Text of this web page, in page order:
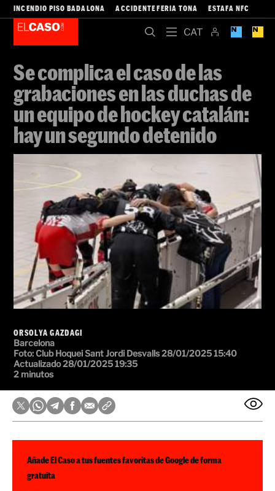
INCENDIO PISO BADALONA ACCIDENTE FERIA TONA ESTAFA NFC
Se complica el caso de las
grabaciones en las duchas de
un equipo de hockey catalán:
hay un segundo detenido
ORSOLYA GAZDAGI
Barcelona
Foto: Club Hoquei Sant Jordi Desvalls28/01/2025 15:40
Actualizado 28/01/2025 19:35
2 minutos
Añade El Caso a tus fuentes favoritas de Google de forma
gratuita